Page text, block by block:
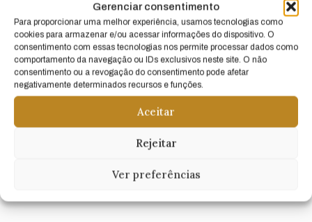
Gerenciar consentimento
Para proporcionar uma melhor experiência, usamos tecnologias como
cookies para armazenar e/ou acessar informações do dispositivo. O
consentimento com essas tecnologias nos permite processar dados como
comportamento da navegação ou IDs exclusivos neste site. O não
consentimento ou a revogação do consentimento pode afetar
negativamente determinados recursos e funções.
Aceitar
Rejeitar
Ver preferências
éguas. Atualmente as principais reprodutoras
da Raça Crioula podem doar até 3 embriões
por temporada de monta. Coleta, avaliação e
transferência de embriões para receptoras
selecionadas do nosso plantel de receptoras.
Técnica indicada para fêmeas em campanha
funcional ou morfológica, éguas idosas com
falhas reprodutivas e para matrizes de alto
valor que podem gerar múltiplos produtos por
esportiva.